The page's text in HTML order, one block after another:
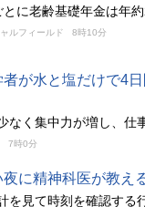
に老齢基礎年金は年
ルフィールド 8時10分
が水と塩だけで4
なく集中力が増し、仕
7時0分
夜に精神科医が教え
を見て時刻を確認する